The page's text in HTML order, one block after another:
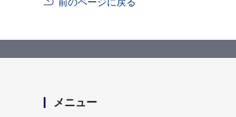
前のページに戻る
メニュー